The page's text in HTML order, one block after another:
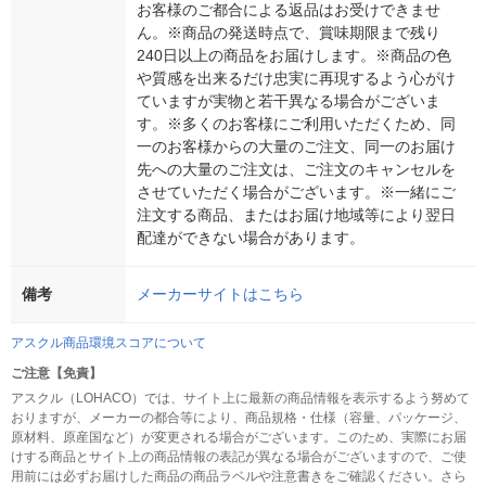
お客様のご都合による返品はお受けできませ
ん。※商品の発送時点で、賞味期限まで残り
240日以上の商品をお届けします。※商品の色
や質感を出来るだけ忠実に再現するよう心がけ
ていますが実物と若干異なる場合がございま
す。※多くのお客様にご利用いただくため、同
一のお客様からの大量のご注文、同一のお届け
先への大量のご注文は、ご注文のキャンセルを
させていただく場合がございます。※一緒にご
注文する商品、またはお届け地域等により翌日
配達ができない場合があります。
備考 メーカーサイトはこちら
アスクル商品環境スコアについて
ご注意【免責】
アスクル（LOHACO）では、サイト上に最新の商品情報を表示するよう努めて
おりますが、メーカーの都合等により、商品規格・仕様（容量、パッケージ、
原材料、原産国など）が変更される場合がございます。このため、実際にお届
けする商品とサイト上の商品情報の表記が異なる場合がございますので、ご使
用前には必ずお届けした商品の商品ラベルや注意書きをご確認ください。さら